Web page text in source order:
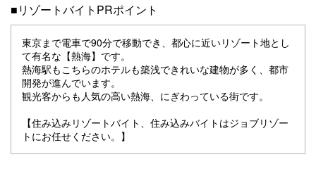
■リゾートバイトPRポイント
東京まで電車で90分で移動でき、都心に近いリゾート地とし
て有名な【熱海】です。
熱海駅もこちらのホテルも築浅できれいな建物が多く、都市
開発が進んでいます。
観光客からも人気の高い熱海、にぎわっている街です。
【住み込みリゾートバイト、住み込みバイトはジョブリゾー
トにお任せください。】